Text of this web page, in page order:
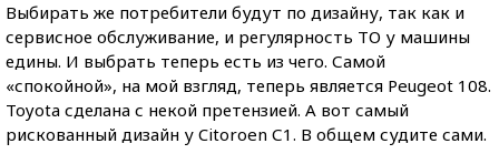
Выбирать же потребители будут по дизайну, так как и
сервисное обслуживание, и регулярность ТО у машины
едины. И выбрать теперь есть из чего. Самой
«спокойной», на мой взгляд, теперь является Peugeot 108.
Toyota сделана с некой претензией. А вот самый
рискованный дизайн у Citoroen С1. В общем судите сами.